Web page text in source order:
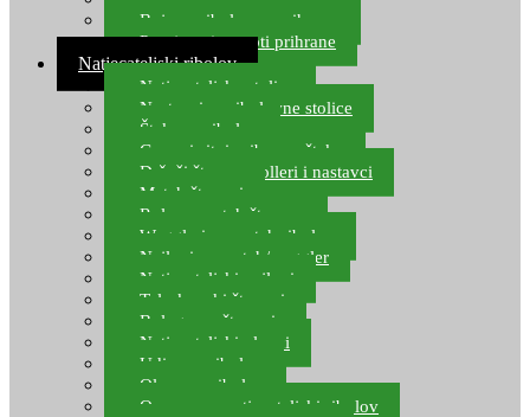
Boje za ribolovnu prihranu
Provjereni recepti prihrane
Natjecateljski ribolov
Natjecateljske stolice
Nastavci za ribolovne stolice
Šteke za ribolov
Gume i sitni pribor za šteku
Držači štapova rolleri i nastavci
Match štapovi
Role za match štapove
Waggleri za match ribolov
Najloni za match/waggler
Natjecateljski najloni
Teleskopski štapovi
Bolognese štapovi
Natjecateljski plovci
Udice za ribolov
Olovo za ribolov
Oprema za natjecateljski ribolov